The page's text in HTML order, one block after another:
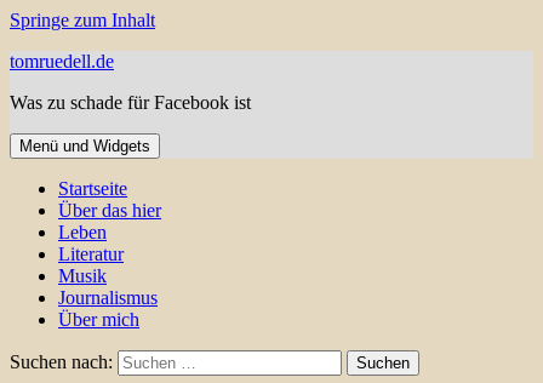
Springe zum Inhalt
tomruedell.de
Was zu schade für Facebook ist
Menü und Widgets
Startseite
Über das hier
Leben
Literatur
Musik
Journalismus
Über mich
Suchen nach: